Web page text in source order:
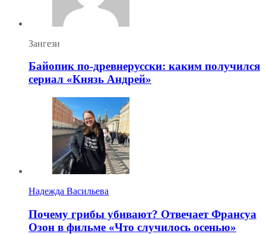
Зангези
Байопик по-древнерусски: каким получился
сериал «Князь Андрей»
Надежда Васильева
Почему грибы убивают? Отвечает Франсуа
Озон в фильме «Что случилось осенью»